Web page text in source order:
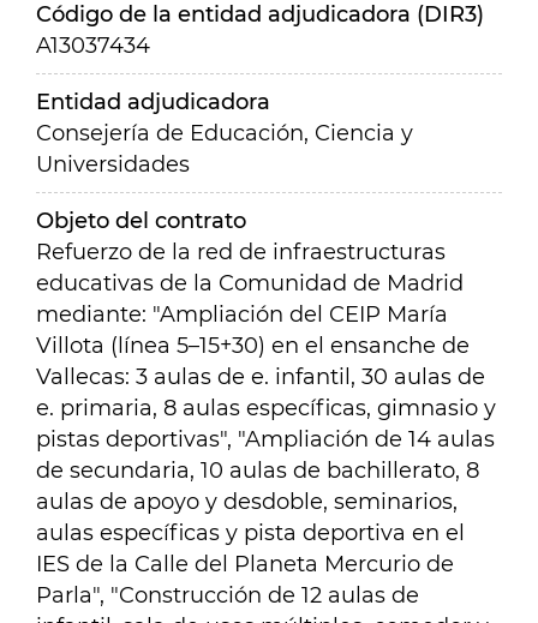
Código de la entidad adjudicadora (DIR3)
A13037434
Entidad adjudicadora
Consejería de Educación, Ciencia y
Universidades
Objeto del contrato
Refuerzo de la red de infraestructuras
educativas de la Comunidad de Madrid
mediante: "Ampliación del CEIP María
Villota (línea 5–15+30) en el ensanche de
Vallecas: 3 aulas de e. infantil, 30 aulas de
e. primaria, 8 aulas específicas, gimnasio y
pistas deportivas", "Ampliación de 14 aulas
de secundaria, 10 aulas de bachillerato, 8
aulas de apoyo y desdoble, seminarios,
aulas específicas y pista deportiva en el
IES de la Calle del Planeta Mercurio de
Parla", "Construcción de 12 aulas de